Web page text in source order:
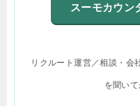
スーモカウン
リクルート運営／相談・会
を聞い